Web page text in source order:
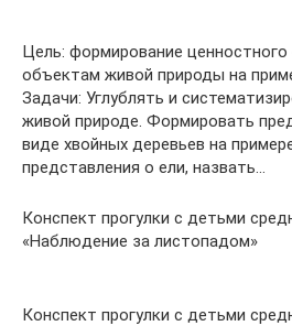
Цель: формирование
объектам живой природы на
Задачи: Углублять и
живой природе. Формировать
виде хвойных деревьев на
представления о ели, назвать…
Конспект прогулки с детьми
«Наблюдение за листопадом»
Конспект прогулки с детьми